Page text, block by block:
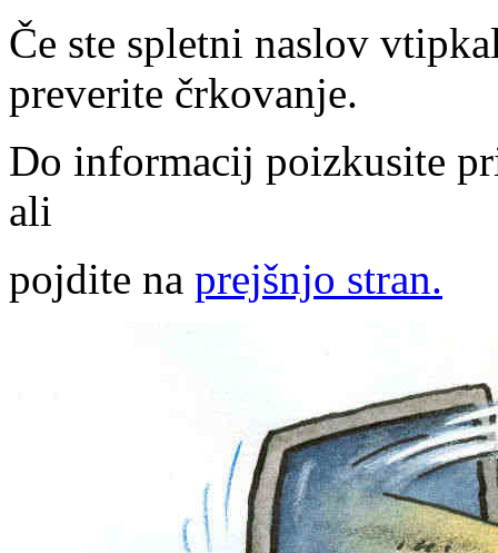
Če ste spletni naslov
preverite črkovanje.
Do informacij poizkusite
ali
pojdite na prejšnjo stran.